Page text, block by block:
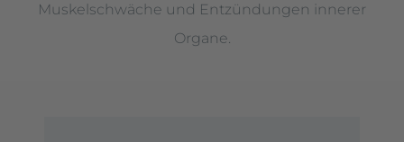
Muskelschwäche und Entzündungen innerer
Organe.